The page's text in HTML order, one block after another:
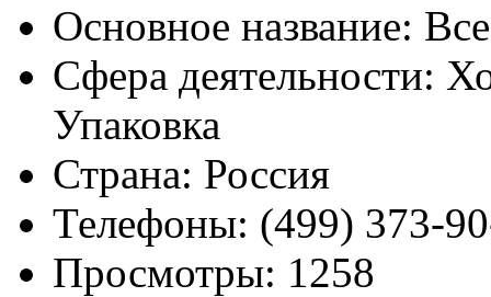
Основное название:
Сфера деятельности:
Упаковка
Страна: Россия
Телефоны: (499) 373-
Просмотры: 1258